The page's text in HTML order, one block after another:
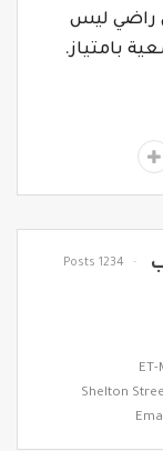
راضي ليس
بامتياز.
1234 Posts